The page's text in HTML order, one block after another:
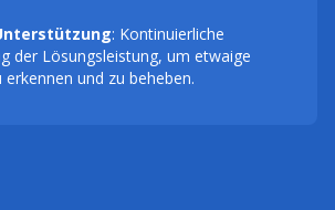
: Kontinuierliche
der Lösungsleistung, um etwaige
erkennen und zu beheben.